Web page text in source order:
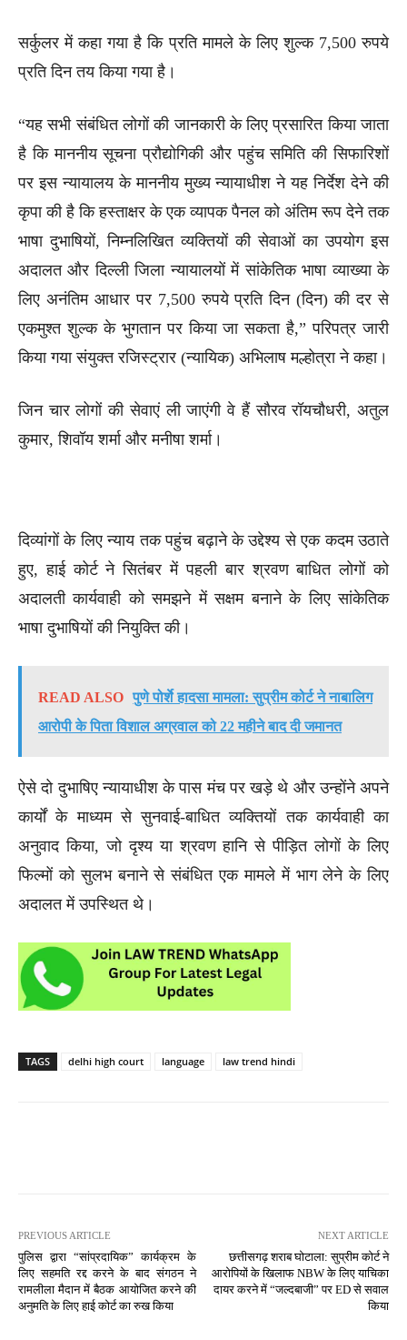
सर्कुलर में कहा गया है कि प्रति मामले के लिए शुल्क 7,500 रुपये
प्रति दिन तय किया गया है।
“यह सभी संबंधित लोगों की जानकारी के लिए प्रसारित किया जाता
है कि माननीय सूचना प्रौद्योगिकी और पहुंच समिति की सिफारिशों
पर इस न्यायालय के माननीय मुख्य न्यायाधीश ने यह निर्देश देने की
कृपा की है कि हस्ताक्षर के एक व्यापक पैनल को अंतिम रूप देने तक
भाषा दुभाषियों, निम्नलिखित व्यक्तियों की सेवाओं का उपयोग इस
अदालत और दिल्ली जिला न्यायालयों में सांकेतिक भाषा व्याख्या के
लिए अनंतिम आधार पर 7,500 रुपये प्रति दिन (दिन) की दर से
एकमुश्त शुल्क के भुगतान पर किया जा सकता है,” परिपत्र जारी
किया गया संयुक्त रजिस्ट्रार (न्यायिक) अभिलाष मल्होत्रा ने कहा।
जिन चार लोगों की सेवाएं ली जाएंगी वे हैं सौरव रॉयचौधरी, अतुल
कुमार, शिवॉय शर्मा और मनीषा शर्मा।
दिव्यांगों के लिए न्याय तक पहुंच बढ़ाने के उद्देश्य से एक कदम उठाते
हुए, हाई कोर्ट ने सितंबर में पहली बार श्रवण बाधित लोगों को
अदालती कार्यवाही को समझने में सक्षम बनाने के लिए सांकेतिक
भाषा दुभाषियों की नियुक्ति की।
READ ALSO
पुणे पोर्शे हादसा मामला: सुप्रीम कोर्ट ने नाबालिग
आरोपी के पिता विशाल अग्रवाल को 22 महीने बाद दी जमानत
ऐसे दो दुभाषिए न्यायाधीश के पास मंच पर खड़े थे और उन्होंने अपने
कार्यों के माध्यम से सुनवाई-बाधित व्यक्तियों तक कार्यवाही का
अनुवाद किया, जो दृश्य या श्रवण हानि से पीड़ित लोगों के लिए
फिल्मों को सुलभ बनाने से संबंधित एक मामले में भाग लेने के लिए
अदालत में उपस्थित थे।
TAGS delhi high court language law trend hindi
PREVIOUS ARTICLE
पुलिस द्वारा “सांप्रदायिक” कार्यक्रम के
लिए सहमति रद्द करने के बाद संगठन ने
रामलीला मैदान में बैठक आयोजित करने की
अनुमति के लिए हाई कोर्ट का रुख किया
NEXT ARTICLE
छत्तीसगढ़ शराब घोटाला: सुप्रीम कोर्ट ने
आरोपियों के खिलाफ NBW के लिए याचिका
दायर करने में “जल्दबाजी” पर ED से सवाल
किया